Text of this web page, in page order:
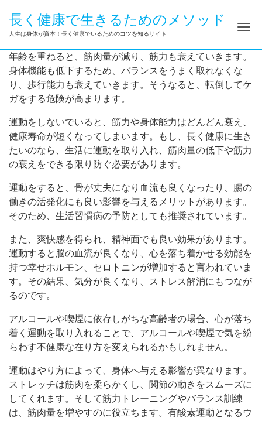
長く健康で生きるためのメソッド
人生は身体が資本！長く健康でいるためのコツを知るサイト ナ
年齢を重ねると、筋肉量が減り、筋力も衰えていきます。
身体機能も低下するため、バランスをうまく取れなくな
り、歩行能力も衰えていきます。そうなると、転倒してケ
ガをする危険が高まります。
運動をしないでいると、筋力や身体能力はどんどん衰え、
健康寿命が短くなってしまいます。もし、長く健康に生き
たいのなら、生活に運動を取り入れ、筋肉量の低下や筋力
の衰えをできる限り防ぐ必要があります。
運動をすると、骨が丈夫になり血流も良くなったり、腸の
働きの活発化にも良い影響を与えるメリットがあります。
そのため、生活習慣病の予防としても推奨されています。
また、爽快感を得られ、精神面でも良い効果があります。
運動すると脳の血流が良くなり、心を落ち着かせる効能を
持つ幸せホルモン、セロトニンが増加すると言われていま
す。その結果、気分が良くなり、ストレス解消にもつなが
るのです。
アルコールや喫煙に依存しがちな高齢者の場合、心が落ち
着く運動を取り入れることで、アルコールや喫煙で気を紛
らわす不健康な在り方を変えられるかもしれません。
運動はやり方によって、身体へ与える影響が異なります。
ストレッチは筋肉を柔らかくし、関節の動きをスムーズに
してくれます。そして筋力トレーニングやバランス訓練
は、筋肉量を増やすのに役立ちます。有酸素運動となるウ